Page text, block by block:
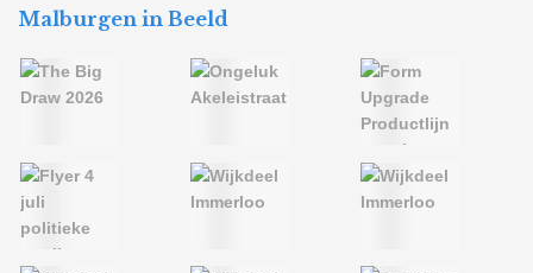
Malburgen in Beeld